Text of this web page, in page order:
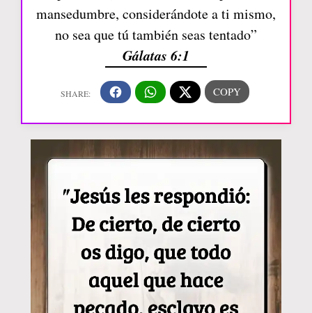
mansedumbre, considerándote a ti mismo,
no sea que tú también seas tentado”
Gálatas 6:1